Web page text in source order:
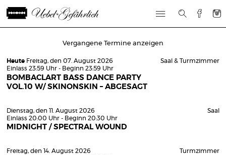
Vergangene Termine anzeigen
Heute Freitag, den 07. August 2026
Einlass 23:59 Uhr - Beginn 23:59 Uhr
BOMBACLART BASS DANCE PARTY
VOL.10 W/ SKINONSKIN – ABGESAGT
Saal & Turmzimmer
Dienstag, den 11. August 2026
Einlass 20:00 Uhr - Beginn 20:30 Uhr
MIDNIGHT / SPECTRAL WOUND
Saal
Freitag, den 14. August 2026
Turmzimmer